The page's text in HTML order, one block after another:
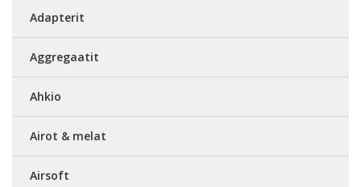
Adapterit
Aggregaatit
Ahkio
Airot & melat
Airsoft